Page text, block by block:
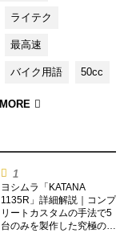
ライテク
最高速
バイク用語 50cc
ヨシムラ「KATANA
1135R」詳細解説｜コンプ
リートカスタムの手法で5
台のみを製作した究極の銘